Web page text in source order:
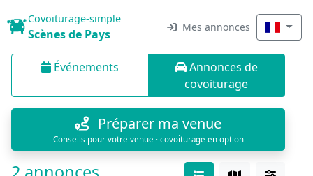
Covoiturage-simple
Scènes de Pays Mes annonces
Événements
Annonces de
covoiturage
Préparer ma venue
Conseils pour votre venue · covoiturage en option